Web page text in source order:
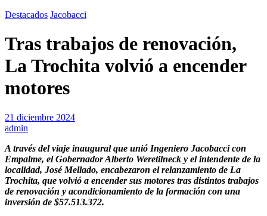
Destacados Jacobacci
Tras trabajos de renovación,
La Trochita volvió a encender
motores
21 diciembre 2024
admin
A través del viaje inaugural que unió Ingeniero Jacobacci con
Empalme, el Gobernador Alberto Weretilneck y el intendente de la
localidad, José Mellado, encabezaron el relanzamiento de La
Trochita, que volvió a encender sus motores tras distintos trabajos
de renovación y acondicionamiento de la formación con una
inversión de $57.513.372.